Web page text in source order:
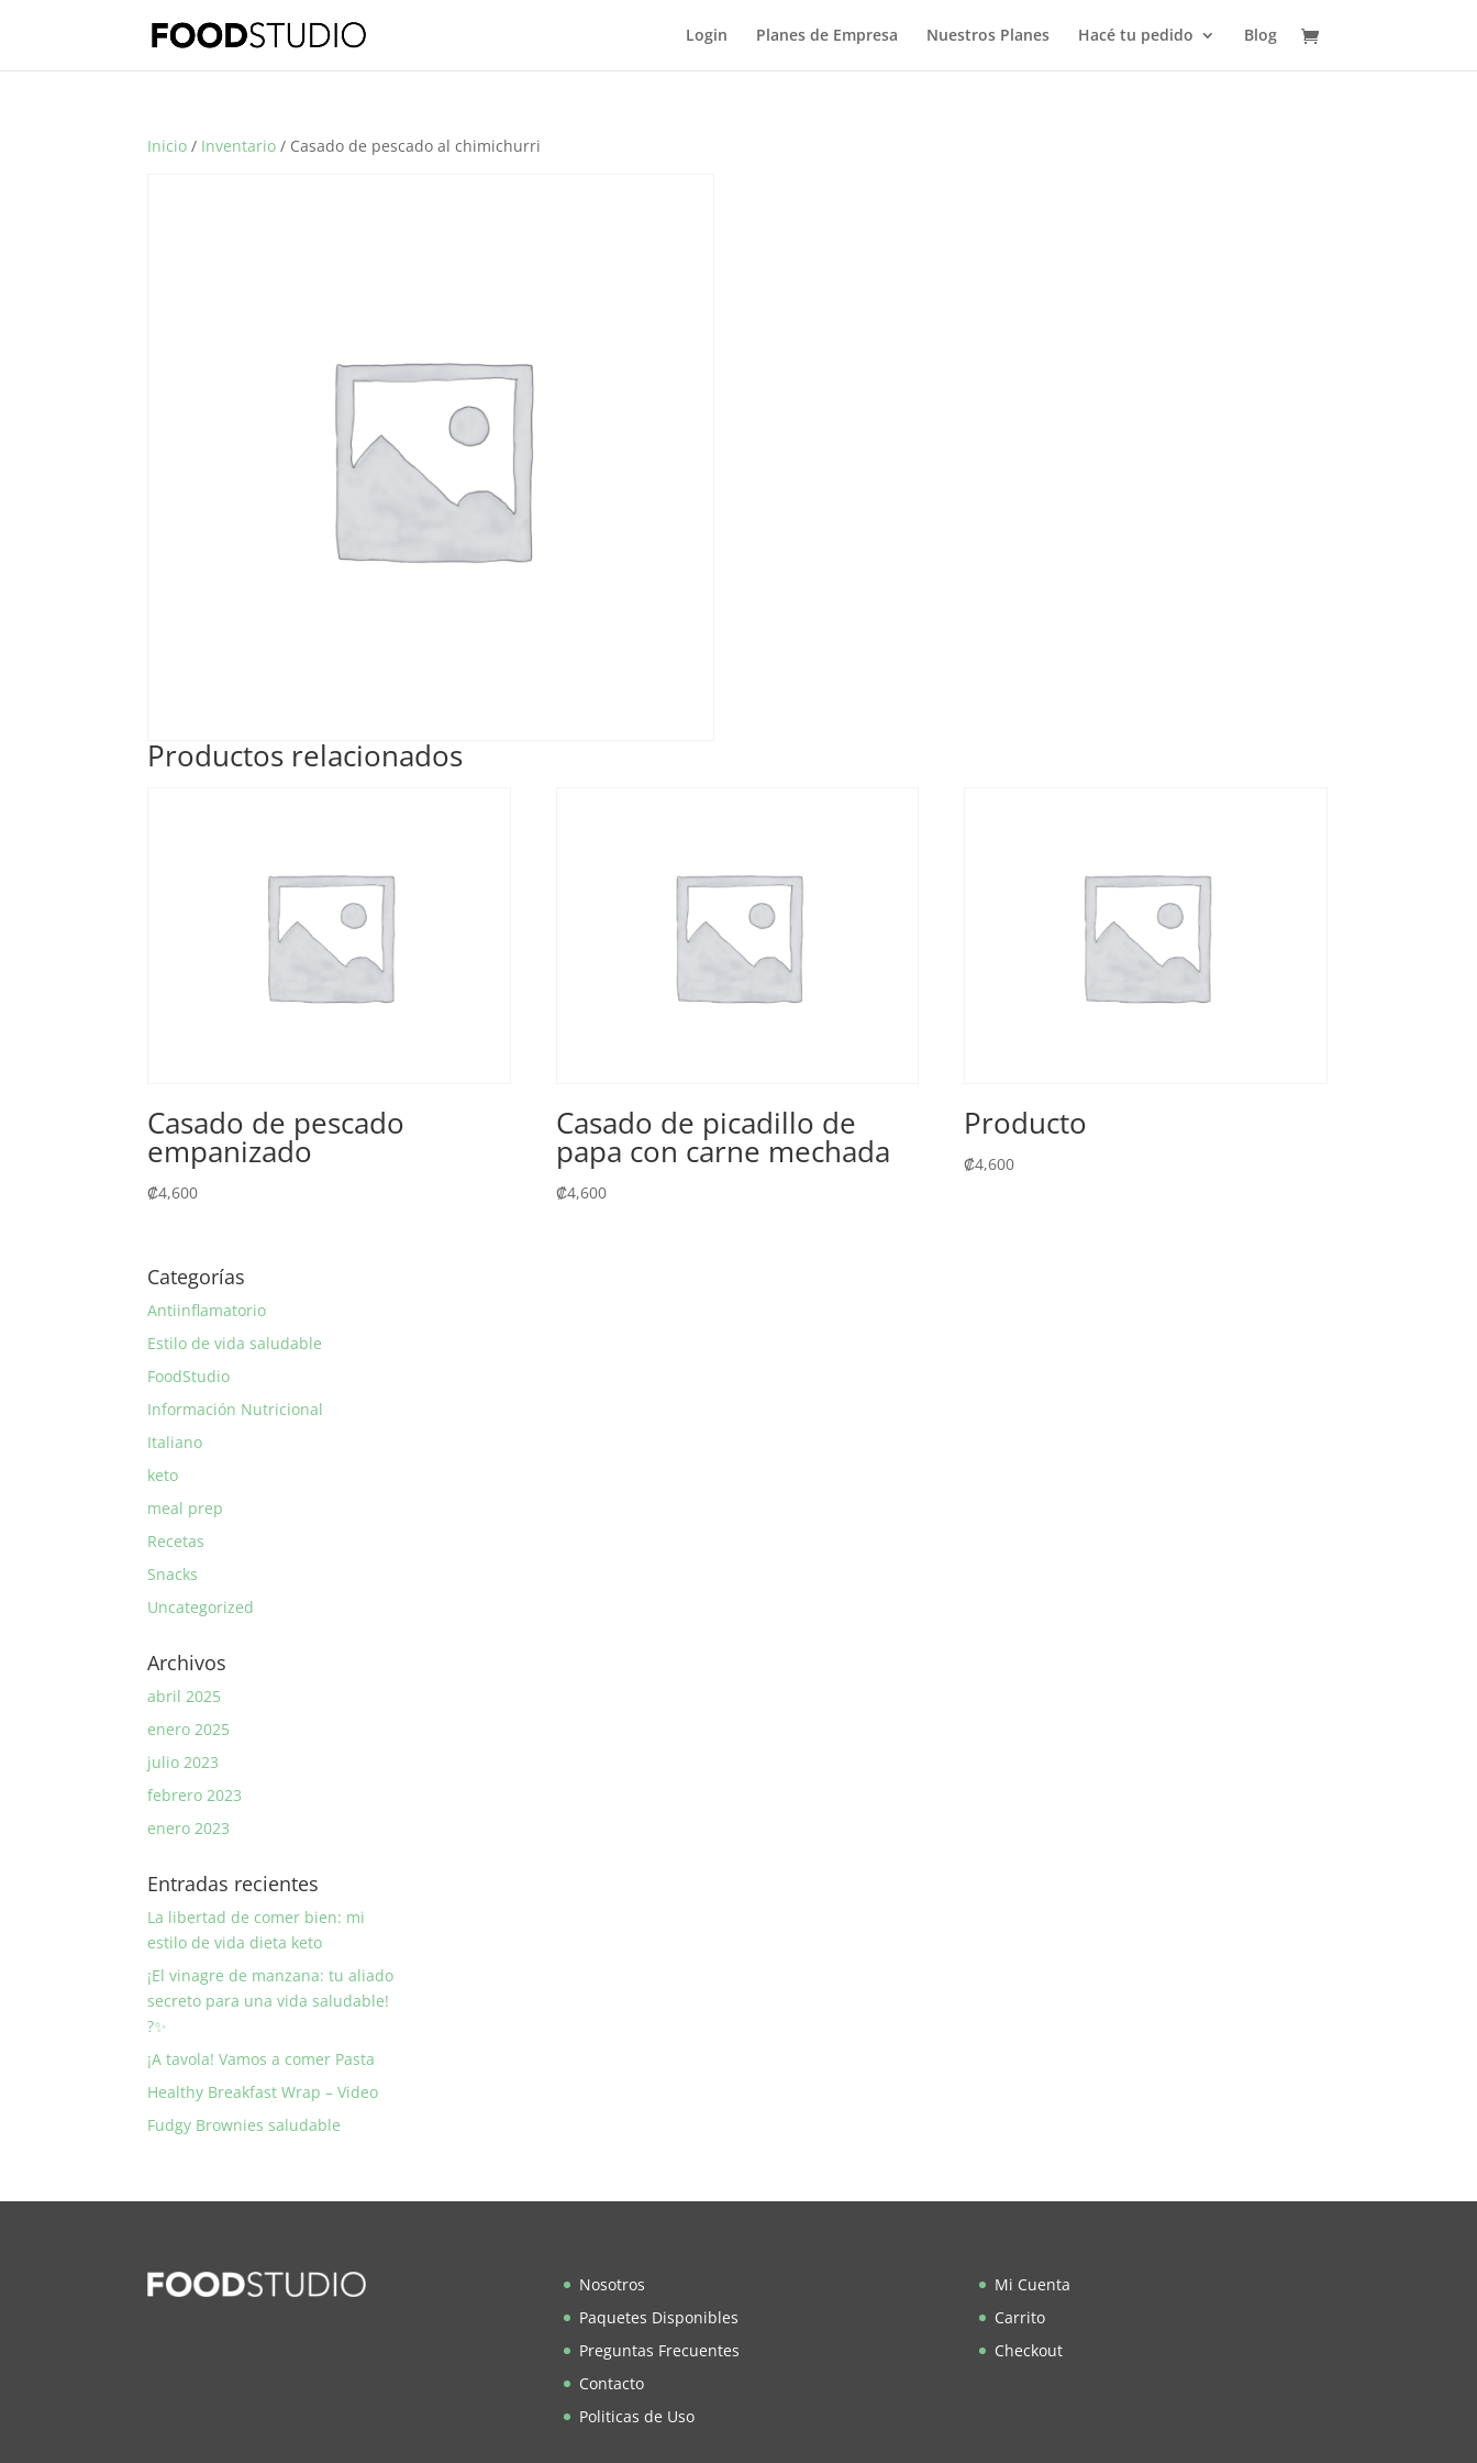
Login Planes de Empresa Nuestros Planes Hacé tu pedido Blog
Inicio / Inventario / Casado de pescado al chimichurri
Productos relacionados
Casado de pescado
empanizado
₡4,600
Casado de picadillo de
papa con carne mechada
₡4,600
Producto
₡4,600
Categorías
Antiinflamatorio
Estilo de vida saludable
FoodStudio
Información Nutricional
Italiano
keto
meal prep
Recetas
Snacks
Uncategorized
Archivos
abril 2025
enero 2025
julio 2023
febrero 2023
enero 2023
Entradas recientes
La libertad de comer bien: mi
estilo de vida dieta keto
¡El vinagre de manzana: tu aliado
secreto para una vida saludable!
?✨
¡A tavola! Vamos a comer Pasta
Healthy Breakfast Wrap – Video
Fudgy Brownies saludable
Nosotros
Paquetes Disponibles
Preguntas Frecuentes
Contacto
Politicas de Uso
Mi Cuenta
Carrito
Checkout